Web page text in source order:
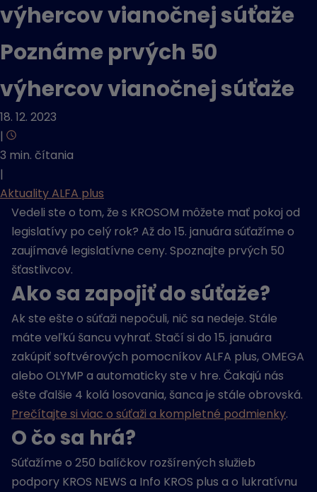
výhercov vianočnej súťaže
Poznáme prvých 50
výhercov vianočnej súťaže
18. 12. 2023
|
3 min. čítania
|
Aktuality ALFA plus
Vedeli ste o tom, že s KROSOM môžete mať pokoj od
legislatívy po celý rok? Až do 15. januára súťažíme o
zaujímavé legislatívne ceny. Spoznajte prvých 50
šťastlivcov.
Ako sa zapojiť do súťaže?
Ak ste ešte o súťaži nepočuli, nič sa nedeje. Stále
máte veľkú šancu vyhrať. Stačí si do 15. januára
zakúpiť softvérových pomocníkov ALFA plus, OMEGA
alebo OLYMP a automaticky ste v hre. Čakajú nás
ešte ďalšie 4 kolá losovania, šanca je stále obrovská.
Prečítajte si viac o súťaži a kompletné podmienky.
O čo sa hrá?
Súťažíme o 250 balíčkov rozšírených služieb
podpory KROS NEWS a Info KROS plus a o lukratívnu